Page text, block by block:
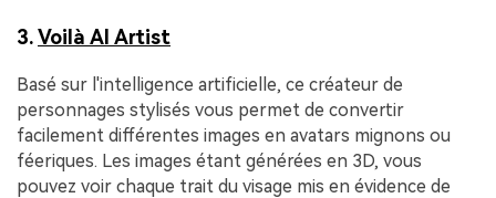
3.Voilà AI Artist
Basé sur l'intelligence artificielle, ce créateur de
personnages stylisés vous permet de convertir
facilement différentes images en avatars mignons ou
féeriques. Les images étant générées en 3D, vous
pouvez voir chaque trait du visage mis en évidence de